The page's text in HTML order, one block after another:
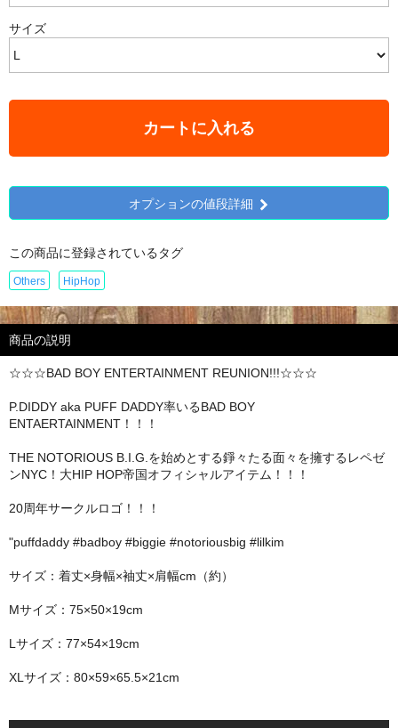
サイズ
カートに入れる
オプションの値段詳細
この商品に登録されているタグ
Others HipHop
商品の説明
☆☆☆BAD BOY ENTERTAINMENT REUNION!!!☆☆☆
P.DIDDY aka PUFF DADDY率いるBAD BOY
ENTAERTAINMENT！！！
THE NOTORIOUS B.I.G.を始めとする錚々たる面々を擁するレペゼ
ンNYC！大HIP HOP帝国オフィシャルアイテム！！！
20周年サークルロゴ！！！
"puffdaddy #badboy #biggie #notoriousbig #lilkim
サイズ：着丈×身幅×袖丈×肩幅cm（約）
Mサイズ：75×50×19cm
Lサイズ：77×54×19cm
XLサイズ：80×59×65.5×21cm